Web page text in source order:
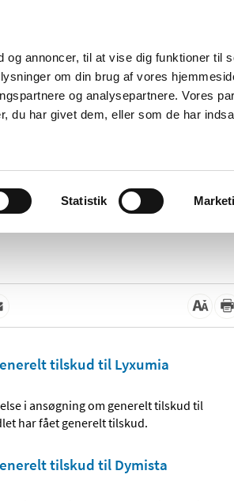
annoncer, til at vise dig funktioner til
om din brug af vores
og analysepartnere. Vores
du har givet dem, eller som de har
Statistik
Nyheder Om os Kontakt
Tilskud og
Apoteker og salg af
tilskud til Lyxumia
i ansøgning om generelt tilskud til
har fået generelt tilskud.
tilskud til Dymista